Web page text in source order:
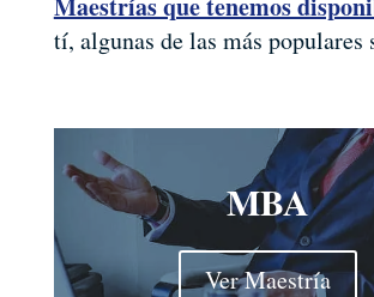
tí, algunas de las más populares
MBA
Ver Maestría